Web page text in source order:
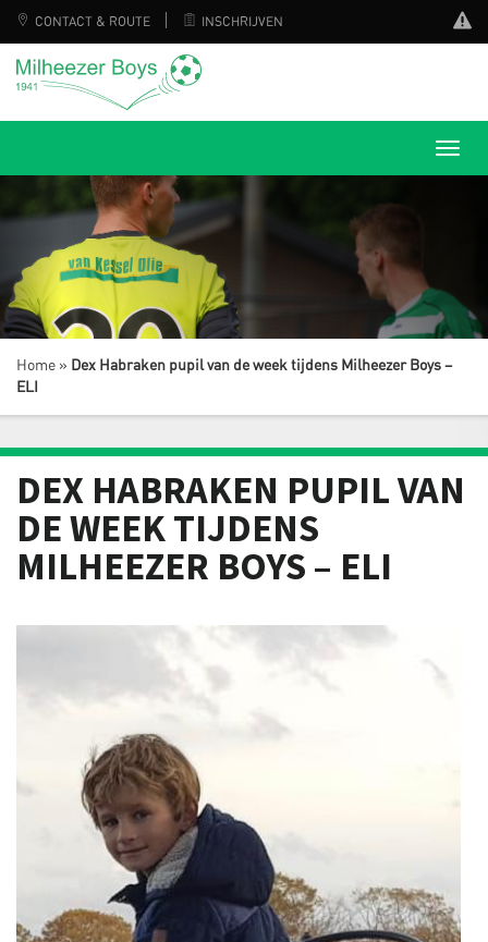
CONTACT & ROUTE INSCHRIJVEN
Home » Dex Habraken pupil van de week tijdens Milheezer Boys –
ELI
DEX HABRAKEN PUPIL VAN
DE WEEK TIJDENS
MILHEEZER BOYS – ELI